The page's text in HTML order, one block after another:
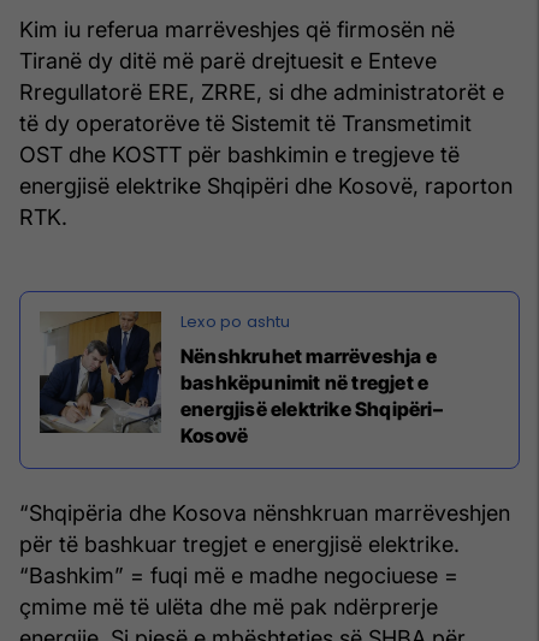
Kim iu referua marrëveshjes që firmosën në
Tiranë dy ditë më parë drejtuesit e Enteve
Rregullatorë ERE, ZRRE, si dhe administratorët e
të dy operatorëve të Sistemit të Transmetimit
OST dhe KOSTT për bashkimin e tregjeve të
energjisë elektrike Shqipëri dhe Kosovë, raporton
RTK.
Nënshkruhet marrëveshja e
bashkëpunimit në tregjet e
energjisë elektrike Shqipëri–
Kosovë
“Shqipëria dhe Kosova nënshkruan marrëveshjen
për të bashkuar tregjet e energjisë elektrike.
“Bashkim” = fuqi më e madhe negociuese =
çmime më të ulëta dhe më pak ndërprerje